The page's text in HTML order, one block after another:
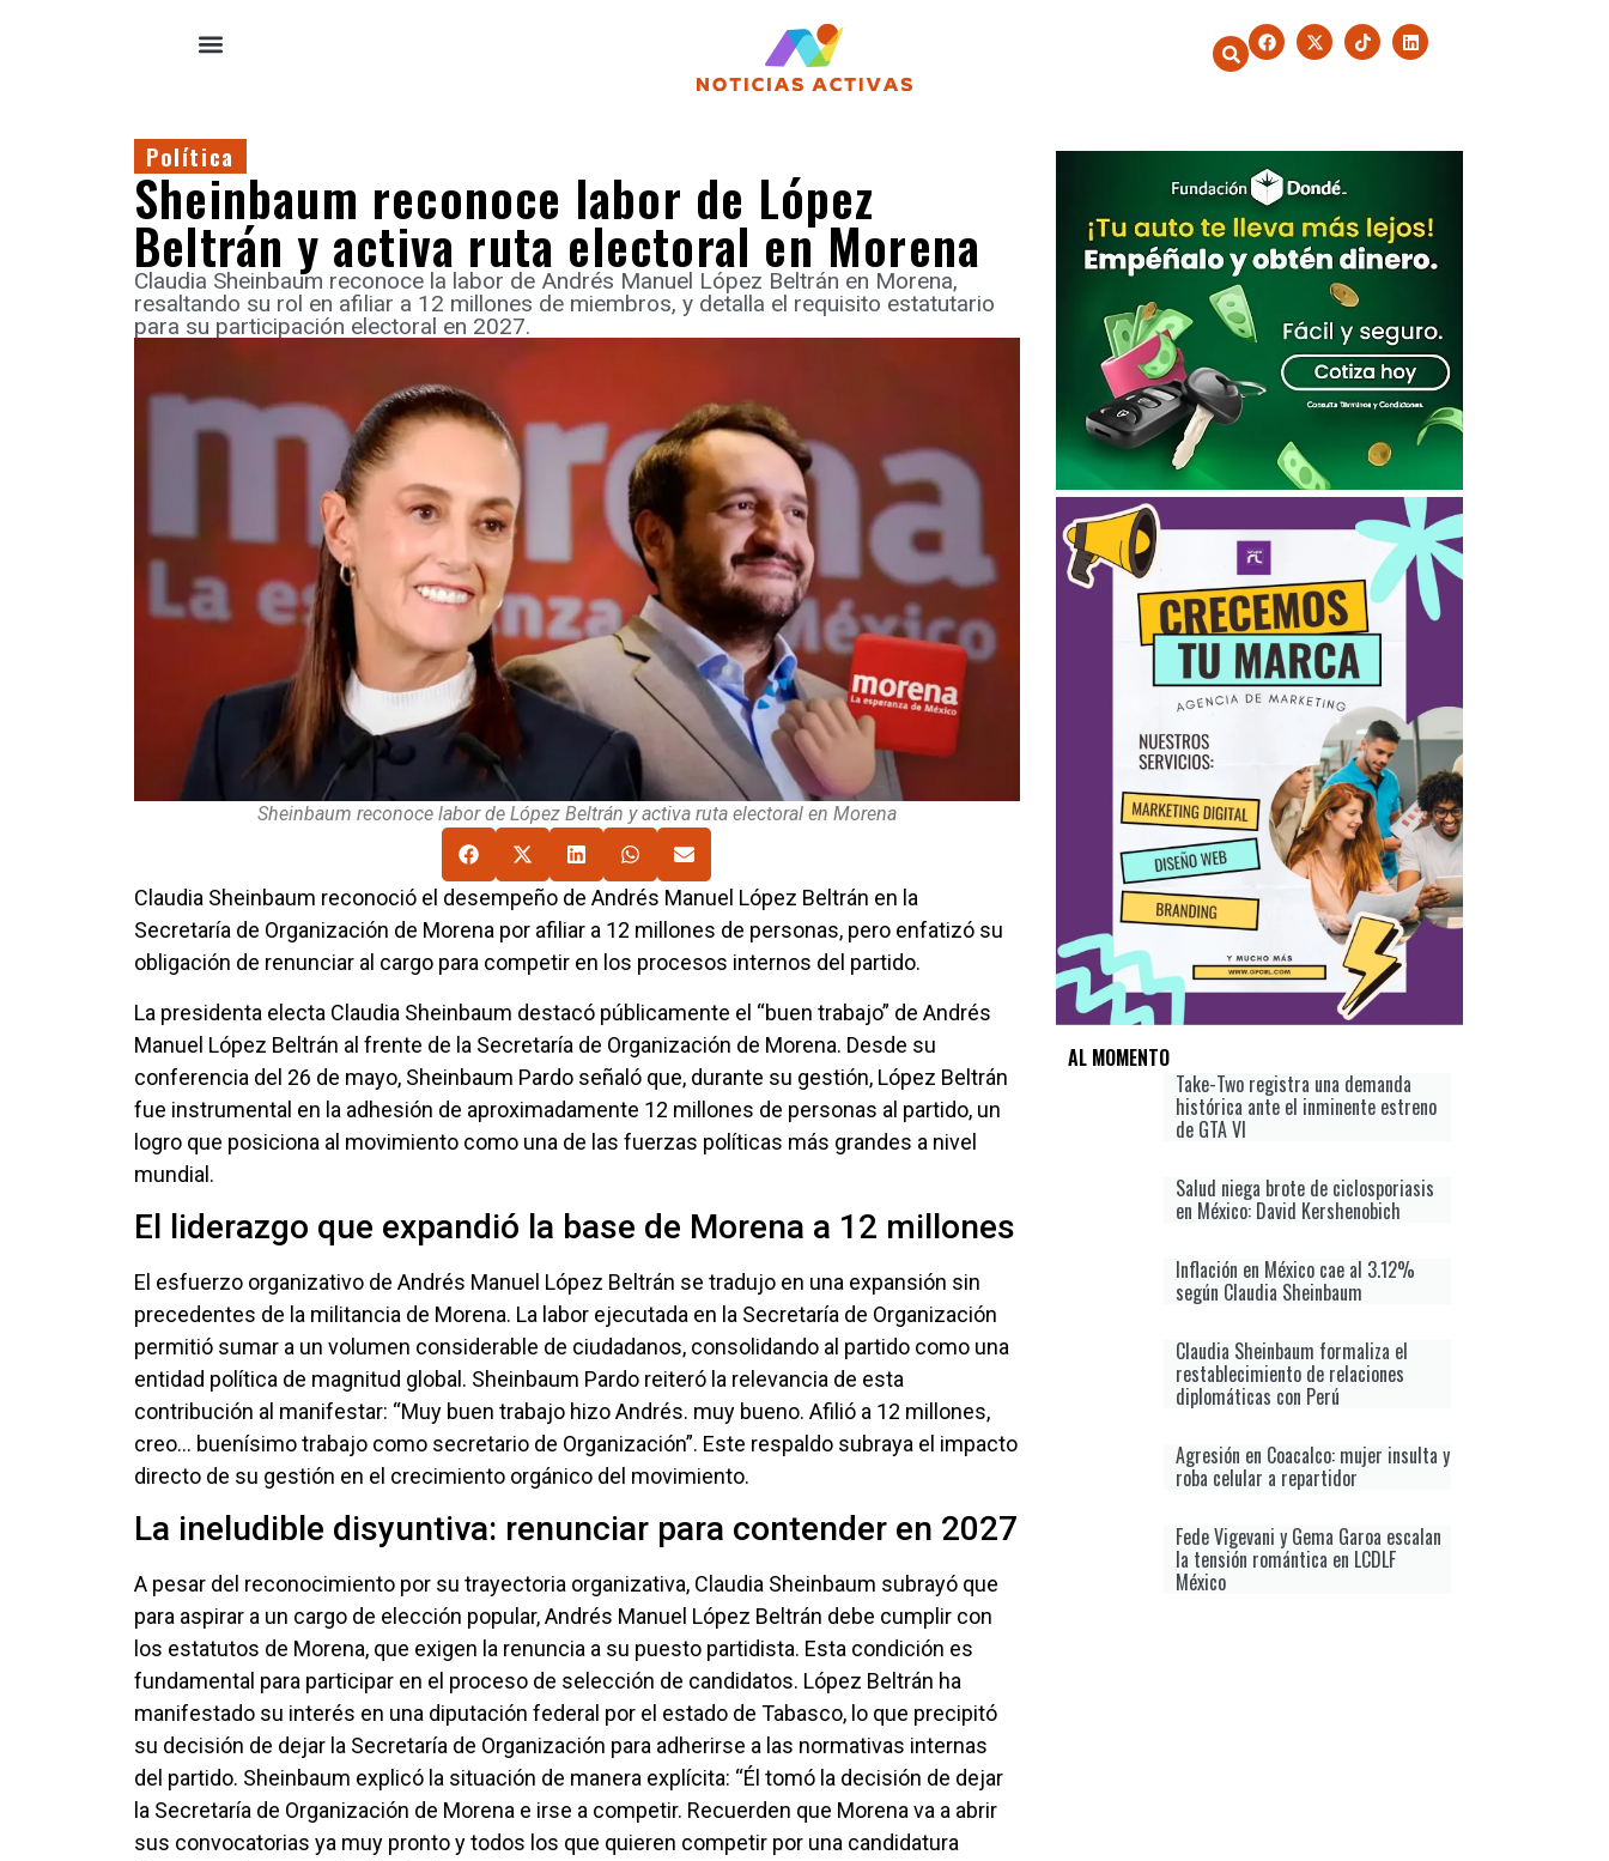
Política
Sheinbaum reconoce labor de López
Beltrán y activa ruta electoral en Morena
Claudia Sheinbaum reconoce la labor de Andrés Manuel López Beltrán en Morena,
resaltando su rol en afiliar a 12 millones de miembros, y detalla el requisito estatutario
para su participación electoral en 2027.
Sheinbaum reconoce labor de López Beltrán y activa ruta electoral en Morena
Claudia Sheinbaum reconoció el desempeño de Andrés Manuel López Beltrán en la
Secretaría de Organización de Morena por afiliar a 12 millones de personas, pero enfatizó su
obligación de renunciar al cargo para competir en los procesos internos del partido.
La presidenta electa Claudia Sheinbaum destacó públicamente el “buen trabajo” de Andrés
Manuel López Beltrán al frente de la Secretaría de Organización de Morena. Desde su
conferencia del 26 de mayo, Sheinbaum Pardo señaló que, durante su gestión, López Beltrán
fue instrumental en la adhesión de aproximadamente 12 millones de personas al partido, un
logro que posiciona al movimiento como una de las fuerzas políticas más grandes a nivel
mundial.
El liderazgo que expandió la base de Morena a 12 millones
El esfuerzo organizativo de Andrés Manuel López Beltrán se tradujo en una expansión sin
precedentes de la militancia de Morena. La labor ejecutada en la Secretaría de Organización
permitió sumar a un volumen considerable de ciudadanos, consolidando al partido como una
entidad política de magnitud global. Sheinbaum Pardo reiteró la relevancia de esta
contribución al manifestar: “Muy buen trabajo hizo Andrés. muy bueno. Afilió a 12 millones,
creo… buenísimo trabajo como secretario de Organización”. Este respaldo subraya el impacto
directo de su gestión en el crecimiento orgánico del movimiento.
La ineludible disyuntiva: renunciar para contender en 2027
A pesar del reconocimiento por su trayectoria organizativa, Claudia Sheinbaum subrayó que
para aspirar a un cargo de elección popular, Andrés Manuel López Beltrán debe cumplir con
los estatutos de Morena, que exigen la renuncia a su puesto partidista. Esta condición es
fundamental para participar en el proceso de selección de candidatos. López Beltrán ha
manifestado su interés en una diputación federal por el estado de Tabasco, lo que precipitó
su decisión de dejar la Secretaría de Organización para adherirse a las normativas internas
del partido. Sheinbaum explicó la situación de manera explícita: “Él tomó la decisión de dejar
la Secretaría de Organización de Morena e irse a competir. Recuerden que Morena va a abrir
sus convocatorias ya muy pronto y todos los que quieren competir por una candidatura
AL MOMENTO
Take-Two registra una demanda
histórica ante el inminente estreno
de GTA VI
Salud niega brote de ciclosporiasis
en México: David Kershenobich
Inflación en México cae al 3.12%
según Claudia Sheinbaum
Claudia Sheinbaum formaliza el
restablecimiento de relaciones
diplomáticas con Perú
Agresión en Coacalco: mujer insulta y
roba celular a repartidor
Fede Vigevani y Gema Garoa escalan
la tensión romántica en LCDLF
México